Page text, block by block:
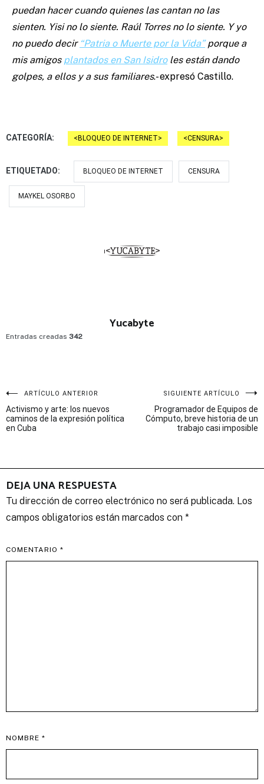
puedan hacer cuando quienes las cantan no las
sienten. Yisi no lo siente. Raúl Torres no lo siente. Y yo
no puedo decir “Patria o Muerte por la Vida”porque a
mis amigos plantados en San Isidroles están dando
golpes, a ellos y a sus familiares.- expresó Castillo.
CATEGORÍA: BLOQUEO DE INTERNET CENSURA
ETIQUETADO: BLOQUEO DE INTERNET CENSURA
MAYKEL OSORBO
Yucabyte
Entradas creadas 342
Navegación
de
ARTÍCULO ANTERIOR
Activismo y arte: los nuevos
caminos de la expresión política
en Cuba
SIGUIENTE ARTÍCULO
Programador de Equipos de
Cómputo, breve historia de un
trabajo casi imposible
DEJA UNA RESPUESTA
Tu dirección de correo electrónico no será publicada. Los
campos obligatorios están marcados con *
COMENTARIO *
NOMBRE *